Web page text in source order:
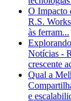
O Impacto
R.S.
às ferram...
Notícias -
crescente
Qual a
e